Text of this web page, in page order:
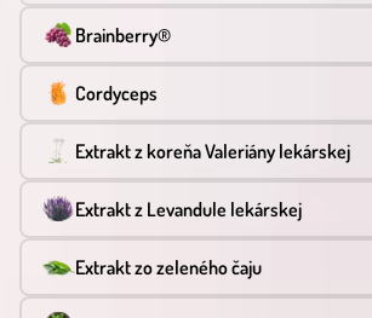
Brainberry®
Cordyceps
Extrakt z koreňa Valeriány lekárskej
Extrakt z Levandule lekárskej
Extrakt zo zeleného čaju